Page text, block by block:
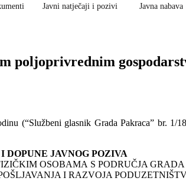
Javni natječaji i pozivi Javna nabava
poljoprivrednim
(“Službeni glasnik Grada Pakraca” br. 1/
DOPUNE JAVNOG POZIVA
OSOBAMA S PODRUČJA
I RAZVOJA